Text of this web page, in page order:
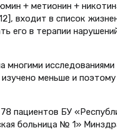
+ метионин +
входит в список
его в терапии
исследованиями
меньше и
пациентов БУ
больница № 1»